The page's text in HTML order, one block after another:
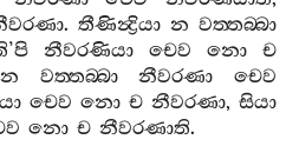
.තීණින්‍ද්‍රියා න වත‍්තබ‍්බා
’පි නීවරණියා චෙව නො
ච
න වත‍්තබ‍්බා නීවරණා
චෙව
චෙව නො ච නීවරණා, සියා
නො ච නීවරණාති.